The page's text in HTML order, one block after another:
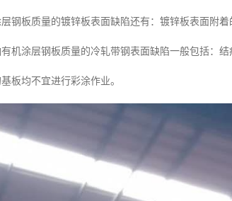
钢板质量的镀锌板表面缺陷还有：镀锌板表面附
机涂层钢板质量的冷轧带钢表面缺陷一般包括：
板均不宜进行彩涂作业。